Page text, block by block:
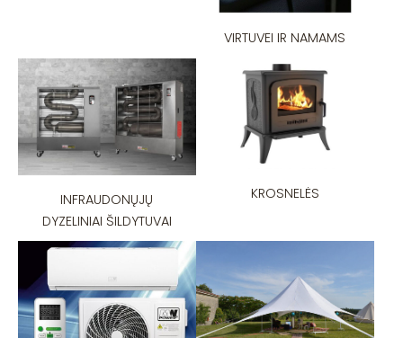
VIRTUVEI IR NAMAMS
INFRAUDONŲJŲ
DYZELINIAI ŠILDYTUVAI
KROSNELĖS